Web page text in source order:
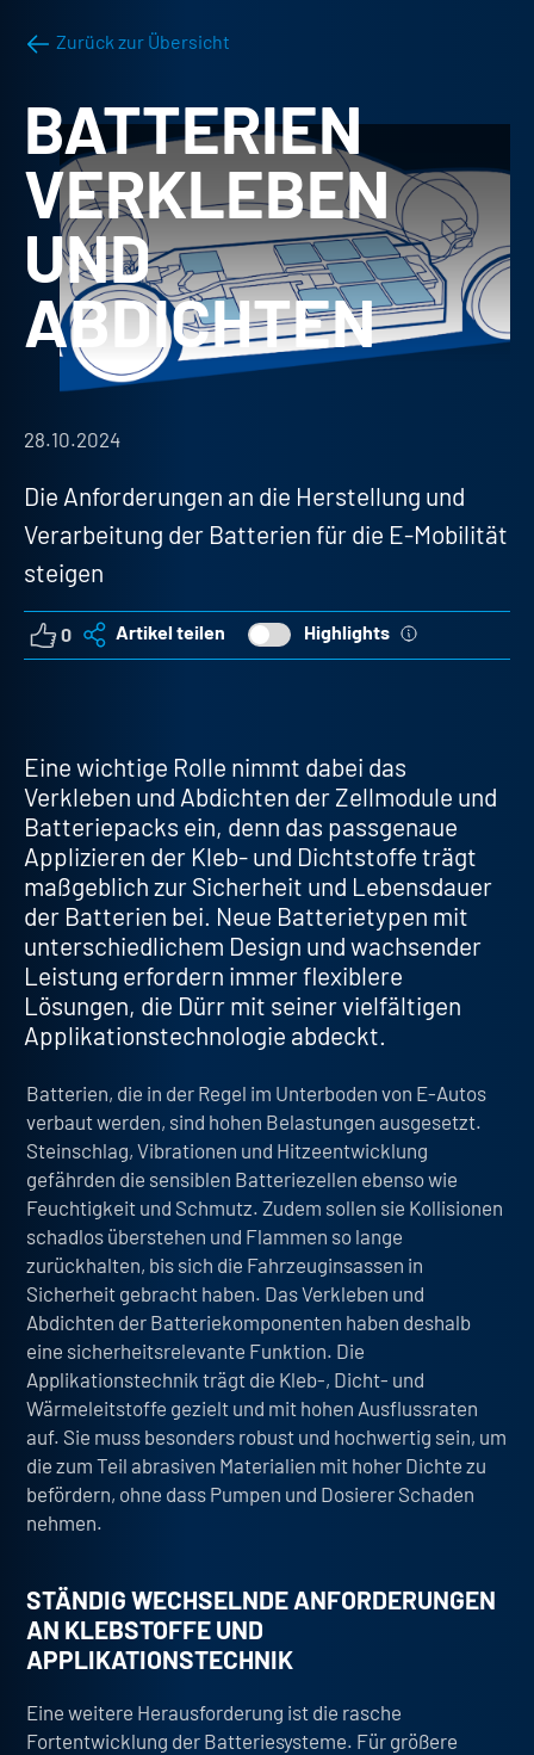
Zurück zur Übersicht
BATTERIEN
VERKLEBEN
UND
ABDICHTEN
28.10.2024
Die Anforderungen an die Herstellung und
Verarbeitung der Batterien für die E-Mobilität
steigen
0 Artikel teilen Highlights
Eine wichtige Rolle nimmt dabei das
Verkleben und Abdichten der Zellmodule und
Batteriepacks ein, denn das passgenaue
Applizieren der Kleb- und Dichtstoffe trägt
maßgeblich zur Sicherheit und Lebensdauer
der Batterien bei. Neue Batterietypen mit
unterschiedlichem Design und wachsender
Leistung erfordern immer flexiblere
Lösungen, die Dürr mit seiner vielfältigen
Applikationstechnologie abdeckt.
Batterien, die in der Regel im Unterboden von E-Autos
verbaut werden, sind hohen Belastungen ausgesetzt.
Steinschlag, Vibrationen und Hitzeentwicklung
gefährden die sensiblen Batteriezellen ebenso wie
Feuchtigkeit und Schmutz. Zudem sollen sie Kollisionen
schadlos überstehen und Flammen so lange
zurückhalten, bis sich die Fahrzeuginsassen in
Sicherheit gebracht haben. DasVerkleben und
Abdichten der Batteriekomponenten haben deshalb
eine sicherheitsrelevante Funktion. Die
Applikationstechnik trägt die Kleb-, Dicht- und
Wärmeleitstoffe gezielt und mit hohen Ausflussraten
auf. Sie muss besonders robust und hochwertig sein, um
die zum Teil abrasiven Materialien mit hoher Dichte zu
befördern, ohne dass Pumpen und Dosierer Schaden
nehmen.
STÄNDIG WECHSELNDE ANFORDERUNGEN
AN KLEBSTOFFE UND
APPLIKATIONSTECHNIK
Eine weitere Herausforderung ist die rasche
Fortentwicklung der Batteriesysteme. Für größere